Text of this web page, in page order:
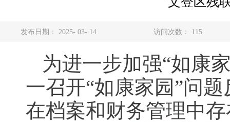
发布日期： 2025- 03- 14 访问次数： 115
为进一步加强“如康
一召开“如康家园”问
在档案和财务管理中